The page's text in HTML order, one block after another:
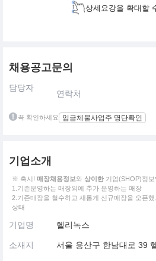
상세요강을 확대할
채용공고문의
담당자
연락처
꼭 확인하세요 임금체불사업주 명단확인
기업소개
※ 혹시! 매장채용정보와 상이한 기업(SHOP)정보
1.기존운영하는 매장외에 추가 운영하는 매장
2.기존매장을 철수하고 새롭게 신규매장을 오픈
상태
기업명 헬리녹스
소재지 서울 용산구 한남대로 39